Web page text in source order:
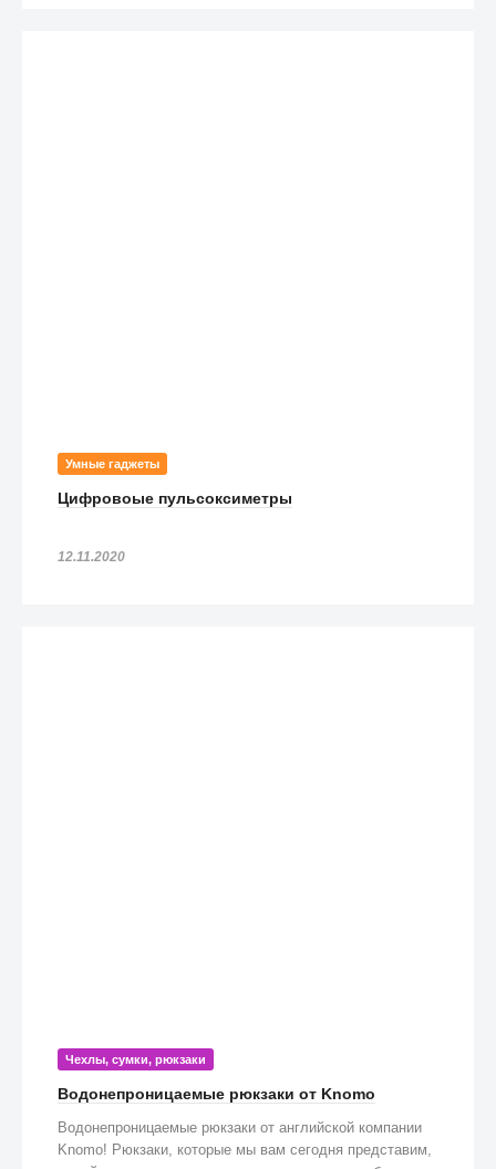
Умные гаджеты
Цифровоые пульсоксиметры
12.11.2020
Чехлы, сумки, рюкзаки
Водонепроницаемые рюкзаки от Knomo
Водонепроницаемые рюкзаки от английской компании
Knomo! Рюкзаки, которые мы вам сегодня представим,